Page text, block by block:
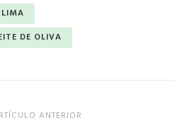
DE OLIVA
ANTERIOR